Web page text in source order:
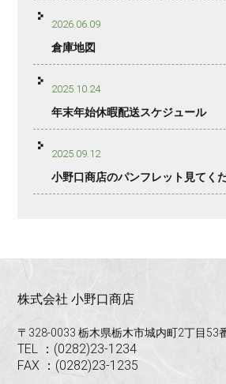
2026.06.09
倉庫地図
2025.10.24
年末年始休暇配送スケジュール
2025.09.12
小野口商店のパンフレット見てく
株式会社 小野口商店
〒328-0033 栃木県栃木市城内町2丁目53
TEL ：(0282)23-1234
FAX ：(0282)23-1235